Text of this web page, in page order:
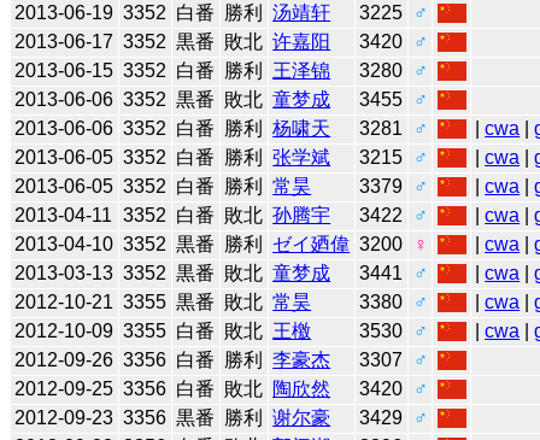
2013-06-19 3352 白番 勝利 汤靖轩 3225
♂
2013-06-17 3352 黒番 敗北 许嘉阳 3420
♂
2013-06-15 3352 白番 勝利 王泽锦 3280
♂
2013-06-06 3352 黒番 敗北 童梦成 3455
♂
2013-06-06 3352 白番 勝利 杨啸天 3281 ♂ |cwa |
2013-06-05 3352 白番 勝利 张学斌 3215 ♂ |cwa |
2013-06-05 3352 白番 勝利 常昊 3379 ♂ |cwa |
2013-04-11 3352 白番 敗北 孙腾宇 3422 ♂ |cwa |
2013-04-10 3352 黒番 勝利 ゼイ廼偉 3200 ♀ |cwa |
2013-03-13 3352 黒番 敗北 童梦成 3441 ♂ |cwa |
2012-10-21 3355 黒番 敗北 常昊 3380 ♂ |cwa |
2012-10-09 3355 白番 敗北 王檄 3530 ♂ |cwa |
2012-09-26 3356 白番 勝利 李豪杰 3307
♂
2012-09-25 3356 白番 敗北 陶欣然 3420
♂
2012-09-23 3356 黒番 勝利 谢尔豪 3429
♂